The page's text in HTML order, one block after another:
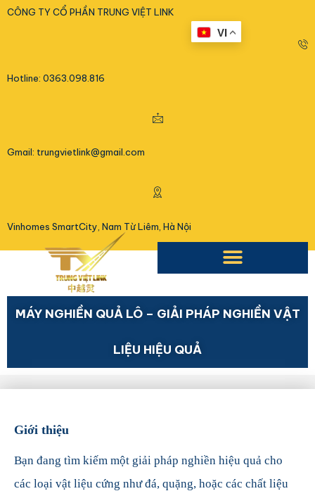
CÔNG TY CỔ PHẦN TRUNG VIỆT LINK
Hotline: 0363.098.816
Gmail: trungvietlink@gmail.com
Vinhomes SmartCity, Nam Từ Liêm, Hà Nội
MÁY NGHIỀN QUẢ LÔ – GIẢI PHÁP NGHIỀN VẬT
LIỆU HIỆU QUẢ
Giới thiệu
Bạn đang tìm kiếm một giải pháp nghiền hiệu quả cho
các loại vật liệu cứng như đá, quặng, hoặc các chất liệu
VI